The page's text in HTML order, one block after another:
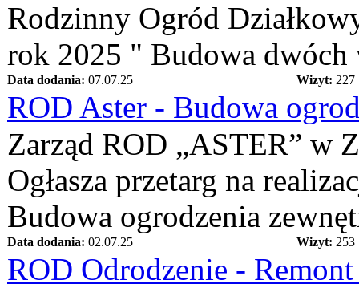
Rodzinny Ogród
rok 2025 " Budowa
Data dodania: 07.07.25 Wizyt: 227
ROD Aster - Budowa
Zarząd ROD „ASTER” w
Ogłasza przetarg na
Budowa ogrodzenia
Data dodania: 02.07.25 Wizyt: 253
ROD Odrodzenie -